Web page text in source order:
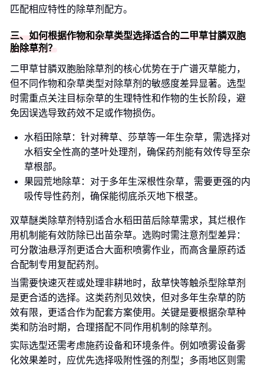
匹配相应特性的除草剂配方。
三、如何根据作物和杂草类型选择适合的二甲草甘膦双胞
胎除草剂？
二甲草甘膦双胞胎除草剂的核心优势在于广谱灭草能力，
但不同作物和杂草类型对除草剂的敏感度差异显著。选型
时需重点关注目标杂草的生理特性和作物的生长阶段，避
免因误选导致药效不足或作物损伤。
水稻田除草：针对稗草、莎草等一年生杂草，需选择对
水稻安全性高的茎叶处理剂，确保药剂能有效传导至杂
草根部。
果园荒地除草：对于多年生深根性杂草，需要更强的内
吸传导性药剂，确保能彻底杀灭地下根茎。
双草醚类除草剂特别适合水稻田苗后除草需求，其烂根作
用机制能有效防除已出苗杂草。选购时需注意剂型差异：
可分散油悬浮剂更适合大面积喷雾作业，而高含量原药适
合配制专用复配药剂。
当需要快速灭茬或处理非耕地时，敌草快等触杀型除草剂
是更合适的选择。这类药剂见效快，但对多年生杂草的防
效有限，更适合作为配套方案使用。关键是要根据杂草种
类和防治时期，合理搭配不同作用机制的除草剂。
实际选型还需考虑施药设备和环境条件。例如喷雾设备雾
化效果差时，应优先选择吸附性强的剂型；多雨地区则需